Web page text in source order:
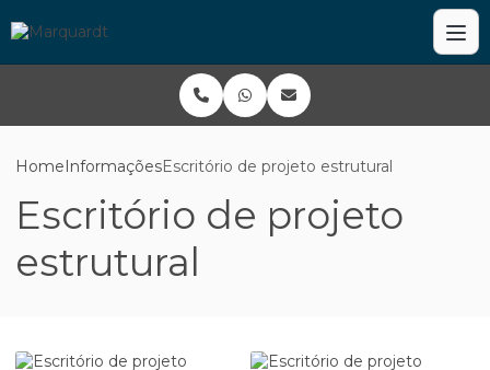
HomeInformaçõesEscritório de projeto estrutural
Escritório de projeto
estrutural